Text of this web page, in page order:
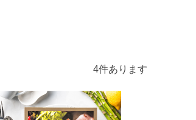
4件あります